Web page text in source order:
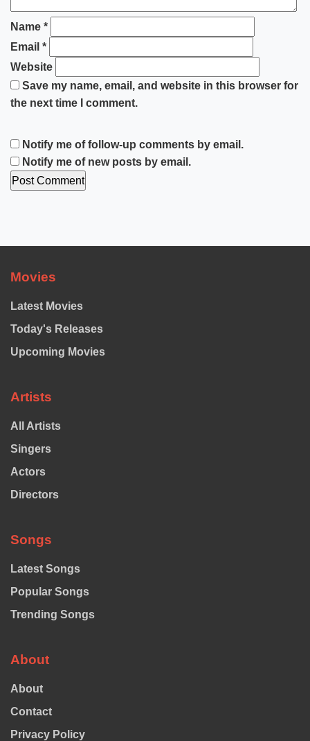
Name *
Email *
Website
Save my name, email, and website in this browser for
the next time I comment.
Notify me of follow-up comments by email.
Notify me of new posts by email.
Movies
Latest Movies
Today's Releases
Upcoming Movies
Artists
All Artists
Singers
Actors
Directors
Songs
Latest Songs
Popular Songs
Trending Songs
About
About
Contact
Privacy Policy